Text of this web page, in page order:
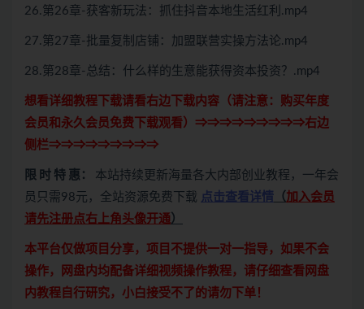
26.第26章-获客新玩法：抓住抖音本地生活红利.mp4
27.第27章-批量复制店铺：加盟联营实操方法论.mp4
28.第28章-总结：什么样的生意能获得资本投资？.mp4
想看详细教程下载请看右边下载内容（请注意： 购买年度
会员和永久会员免费下载观看）⇒⇒⇒⇒⇒⇒⇒⇒⇒右边
侧栏⇒⇒⇒⇒⇒⇒⇒⇒⇒
限 时 特 惠： 本站持续更新海量各大内部创业教程，一年会
员只需98元，全站资源免费下载 点击查看详情 （加入会员
请先注册点右上角头像开通）
本平台仅做项目分享，项目不提供一对一指导，如果不会
操作，网盘内均配备详细视频操作教程，请仔细查看网盘
内教程自行研究，小白接受不了的请勿下单！